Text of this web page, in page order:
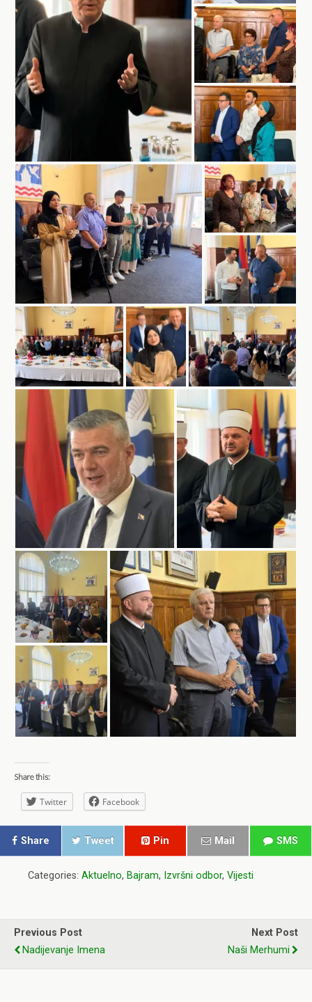
Share this:
Twitter Facebook
Share Tweet Pin Mail SMS
Categories: Aktuelno, Bajram, Izvršni odbor, Vijesti
Previous Post
Nadijevanje Imena
Next Post
Naši Merhumi